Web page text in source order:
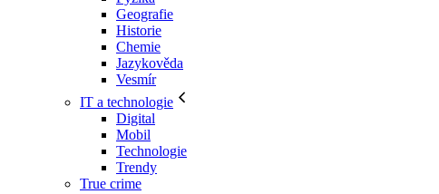
Geografie
Historie
Chemie
Jazykověda
Vesmír
IT a technologie
Digital
Mobil
Technologie
Trendy
True crime